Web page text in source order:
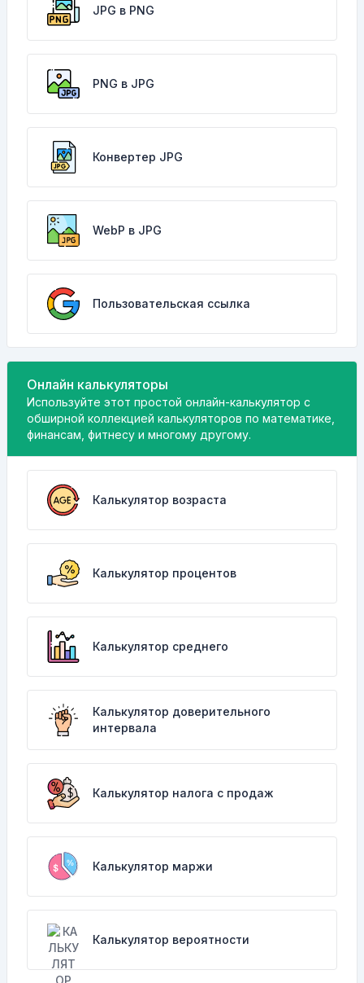
JPG в PNG
PNG в JPG
Конвертер JPG
WebP в JPG
Пользовательская ссылка
Онлайн калькуляторы
Используйте этот простой онлайн-калькулятор с
обширной коллекцией калькуляторов по математике,
финансам, фитнесу и многому другому.
Калькулятор возраста
Калькулятор процентов
Калькулятор среднего
Калькулятор доверительного
интервала
Калькулятор налога с продаж
Калькулятор маржи
Калькулятор вероятности